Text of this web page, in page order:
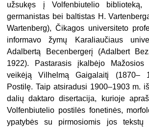
užsukęs į Volfenbiutelio
germanistas bei baltistas H.
Wartenberg), Čikagos universiteto
informavo žymų Karaliaučiaus
Adalbertą Becenbergerį (Adalbert
1922). Pastarasis įkalbėjo Mažosios
veikėją Vilhelmą Gaigalaitį (1870–
Postilę. Taip atsiradusi 1900–1903 m.
dalių daktaro disertacija, kurioje
Volfenbiutelio postilės fonetinės,
ypatybės su pirmosiomis jos tekstų